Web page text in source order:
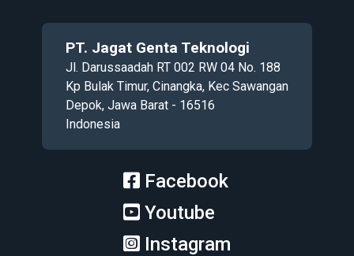
PT. Jagat Genta Teknologi
Jl. Darussaadah RT 002 RW 04 No. 188
Kp Bulak Timur, Cinangka, Kec Sawangan
Depok, Jawa Barat - 16516
Indonesia
Facebook
Youtube
Instagram